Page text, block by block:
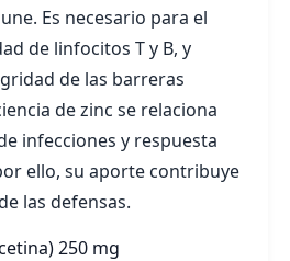
Es necesario para el
de linfocitos T y B, y
de las barreras
de zinc se relaciona
infecciones y respuesta
ello, su aporte contribuye
las defensas.
250 mg